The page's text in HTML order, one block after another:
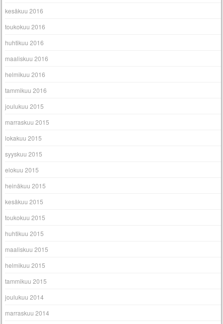
kesäkuu 2016
toukokuu 2016
huhtikuu 2016
maaliskuu 2016
helmikuu 2016
tammikuu 2016
joulukuu 2015
marraskuu 2015
lokakuu 2015
syyskuu 2015
elokuu 2015
heinäkuu 2015
kesäkuu 2015
toukokuu 2015
huhtikuu 2015
maaliskuu 2015
helmikuu 2015
tammikuu 2015
joulukuu 2014
marraskuu 2014